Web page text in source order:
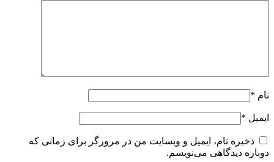
نام *
ایمیل *
ذخیره نام، ایمیل و وبسایت من در مرورگر برای زمانی که
دوباره دیدگاهی می‌نویسم.